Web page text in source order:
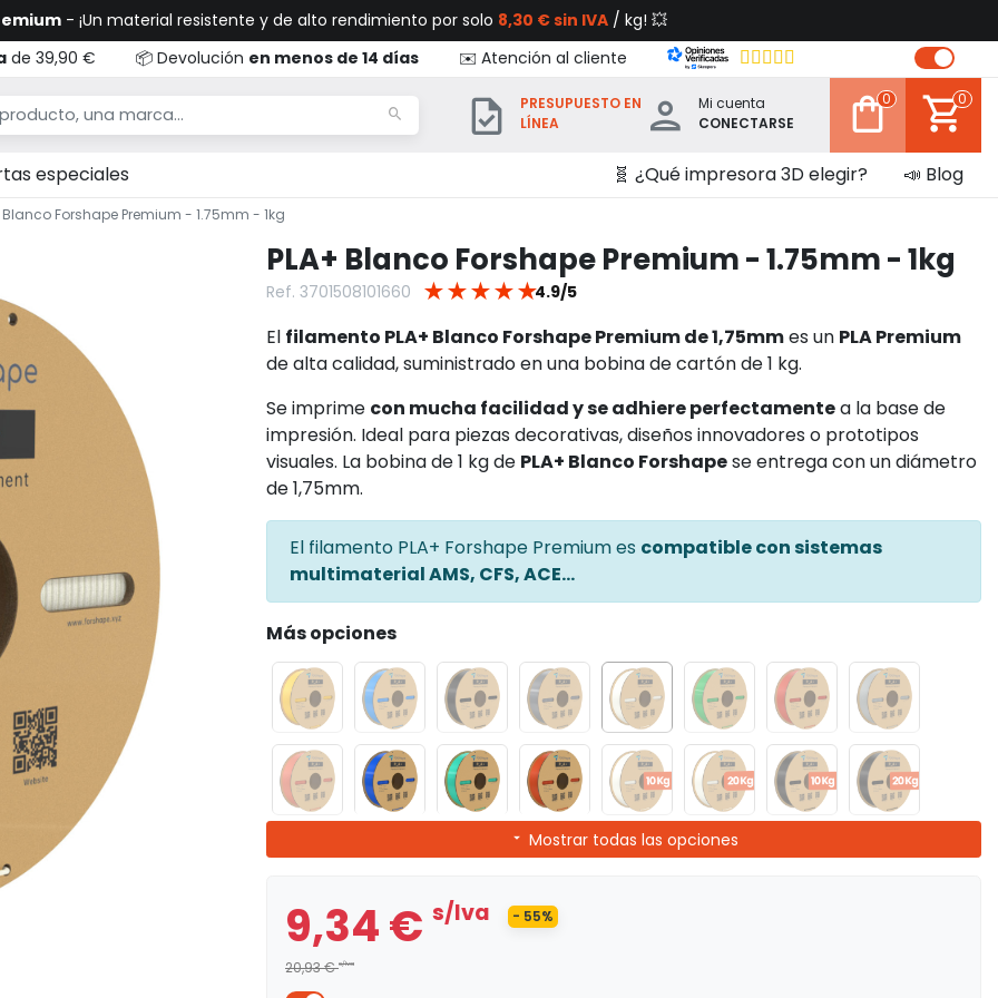
- ¡Un material resistente y de alto rendimiento por solo 8,30 € sin IVA / kg! 💥
de 39,90 € 📦 Devolución en menos de 14 días ✉️ Atención al cliente
PRESUPUESTO EN
LÍNEA
Mi cuenta
CONECTARSE
0 0
especiales 🧬 ¿Qué impresora 3D elegir? 📣 Blog
Blanco Forshape Premium - 1.75mm - 1kg
PLA+ Blanco Forshape Premium - 1.75mm - 1kg
Ref. 3701508101660 ★ ★ ★ ★ ★4.9/5
El filamento PLA+ Blanco Forshape Premium de 1,75mmes un PLA Premium
de alta calidad, suministrado en una bobina de cartón de 1 kg.
Se imprime con mucha facilidad y se adhiere perfectamentea la base de
impresión. Ideal para piezas decorativas, diseños innovadores o prototipos
visuales. La bobina de 1 kg de PLA+ Blanco Forshapese entrega con un diámetro
de 1,75mm.
El filamento PLA+ Forshape Premium es compatible con sistemas
multimaterial AMS, CFS, ACE...
Más opciones
Mostrar todas las opciones
9,34 € s/lva
20,93 €s/lva
- 55%